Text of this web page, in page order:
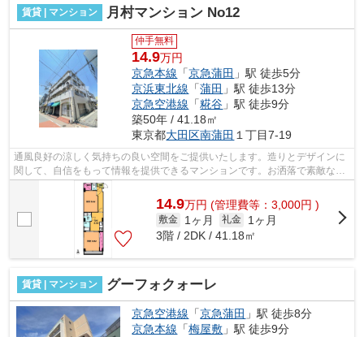
賃貸 | マンション 月村マンション No12
仲手無料
14.9万円
京急本線 「京急蒲田 」駅 徒歩5分
京浜東北線 「蒲田 」駅 徒歩13分
京急空港線 「糀谷 」駅 徒歩9分
築50年 / 41.18㎡
東京都大田区南蒲田 １丁目7-19
通風良好の涼しく気持ちの良い空間をご提供いたします。造りとデザインに
関して、自信をもって情報を提供できるマンションです。お洒落で素敵な外
観タイル張りのマンションです。駅ま...
14.9万円 (管理費等：3,000円 )
敷金 1ヶ月 礼金
1ヶ月
3階 / 2DK / 41.18㎡
賃貸 | マンション グーフォクォーレ
京急空港線 「京急蒲田 」駅 徒歩8分
京急本線 「梅屋敷 」駅 徒歩9分